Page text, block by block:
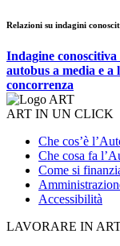
Relazioni su indagini
Indagine
autobus a media e
concorrenza
ART IN UN CLICK
Che cos’è
Che cosa fa
Come si
Accessibilità
LAVORARE IN